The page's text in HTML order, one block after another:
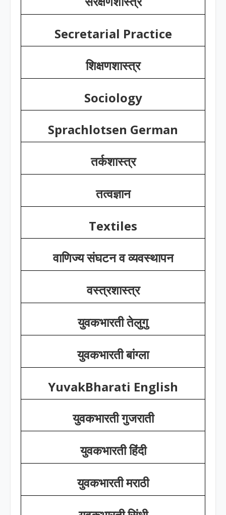
Secretarial Practice
शिक्षणशास्त्र
Sociology
Sprachlotsen German
तर्कशास्त्र
तत्वज्ञान
Textiles
वाणिज्य संघटन व व्यवस्थापन
वस्त्रशास्त्र
युवकभारती तेलुगु
युवकभारती बांग्ला
YuvakBharati English
युवकभारती गुजराती
युवकभारती हिंदी
युवकभारती मराठी